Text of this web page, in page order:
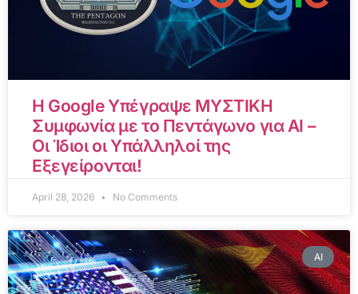
Η Google Υπέγραψε ΜΥΣΤΙΚΗ
Συμφωνία με το Πεντάγωνο για AI –
Οι Ίδιοι οι Υπάλληλοί της
Εξεγείρονται!
April 28, 2026 No Comments
AI